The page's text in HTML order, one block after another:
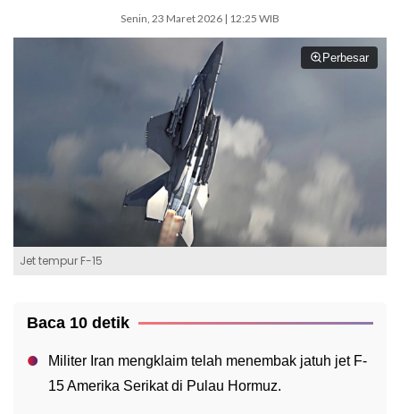
Senin, 23 Maret 2026 | 12:25 WIB
Perbesar
Jet tempur F-15
Baca 10 detik
Militer Iran mengklaim telah menembak jatuh jet F-
15 Amerika Serikat di Pulau Hormuz.